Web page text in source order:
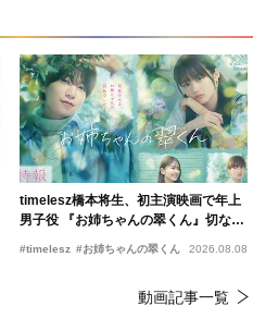
timelesz橋本将生、初主演映画で年上
男子役 『お姉ちゃんの翠くん』切ない
恋の幕開けを予感
#timelesz #お姉ちゃんの翠くん 2026.08.08
動画記事一覧